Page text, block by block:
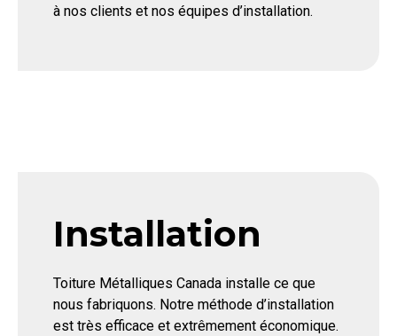
à nos clients et nos équipes d’installation.
Installation
Toiture Métalliques Canada installe ce que
nous fabriquons. Notre méthode d’installation
est très efficace et extrêmement économique.